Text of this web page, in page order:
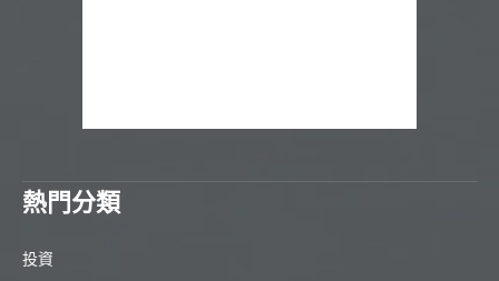
熱門分類
投資